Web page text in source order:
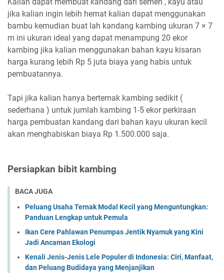
Kalian dapat membuat kandang dari semen , kayu atau
jika kalian ingin lebih hemat kalian dapat menggunakan
bambu kemudian buat lah kandang kambing ukuran 7 × 7
m ini ukuran ideal yang dapat menampung 20 ekor
kambing jika kalian menggunakan bahan kayu kisaran
harga kurang lebih Rp 5 juta biaya yang habis untuk
pembuatannya.
Tapi jika kalian hanya berternak kambing sedikit (
sederhana ) untuk jumlah kambing 1-5 ekor perkiraan
harga pembuatan kandang dari bahan kayu ukuran kecil
akan menghabiskan biaya Rp 1.500.000 saja.
Persiapkan bibit kambing
BACA JUGA
Peluang Usaha Ternak Modal Kecil yang Menguntungkan:
Panduan Lengkap untuk Pemula
Ikan Cere Pahlawan Penumpas Jentik Nyamuk yang Kini
Jadi Ancaman Ekologi
Kenali Jenis-Jenis Lele Populer di Indonesia: Ciri, Manfaat,
dan Peluang Budidaya yang Menjanjikan